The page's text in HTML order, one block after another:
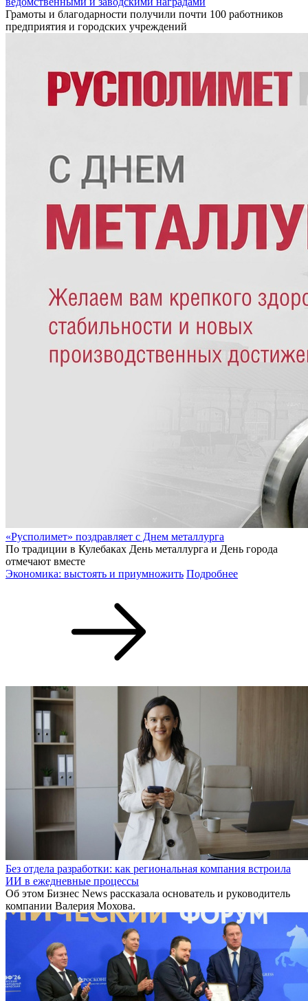
Грамоты и благодарности получили почти 100 работников
предприятия и городских учреждений
«Русполимет» поздравляет с Днем металлурга
По традиции в Кулебаках День металлурга и День города
отмечают вместе
Экономика: выстоять и приумножить Подробнее
Без отдела разработки: как региональная компания встроила
ИИ в ежедневные процессы
Об этом Бизнес News рассказала основатель и руководитель
компании Валерия Мохова.